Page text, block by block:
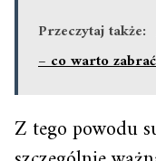
Przeczytaj także:
– co warto
Z tego powodu